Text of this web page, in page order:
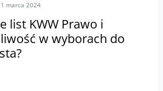
marca 2024
list KWW Prawo i
w wyborach do